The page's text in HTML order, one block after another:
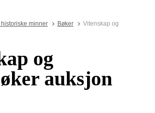
historiske minner Bøker
Vitenskap og
og
auksjon